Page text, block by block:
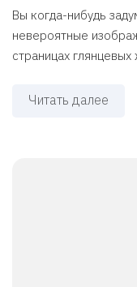
Вы когда-нибудь
невероятные
страницах глянцевых
Читать далее